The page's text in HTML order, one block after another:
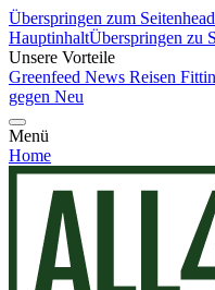
Überspringen zum
HauptinhaltÜberspringen zu
Unsere Vorteile
Greenfeed News Reisen
gegen Neu
Menü
Home